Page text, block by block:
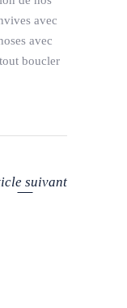
avec
avec
boucler
suivant